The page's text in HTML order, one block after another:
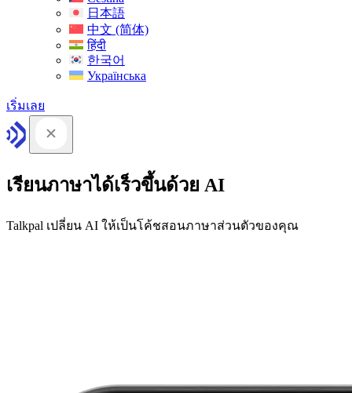
日本語
中文 (简体)
हिंदी
한국어
Українська
เริ่มเลย
เรียนภาษาได้เร็วขึ้นด้วย AI
Talkpal เปลี่ยน AI ให้เป็นโค้ชสอนภาษาส่วนตัวของคุณ